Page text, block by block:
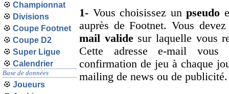
Championnat
Divisions
Coupe Footnet
Coupe D2
Super Ligue
Calendrier
Base de données
Joueurs
1- Vous choisissez unpseudo
auprès de Footnet. Vous
mail validesur laquelle vous
Cette adresse e-mail vous
confirmation de jeu à chaque
mailing de news ou de publicité.